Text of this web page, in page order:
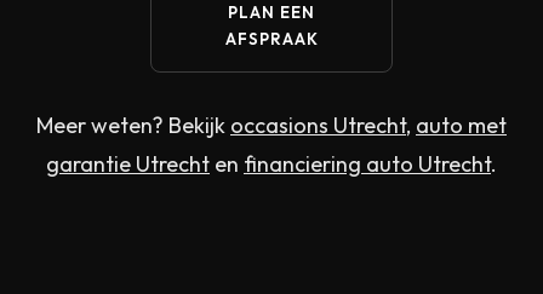
PLAN EEN
AFSPRAAK
Meer weten? Bekijk occasions Utrecht, auto met
garantie Utrecht en financiering auto Utrecht.